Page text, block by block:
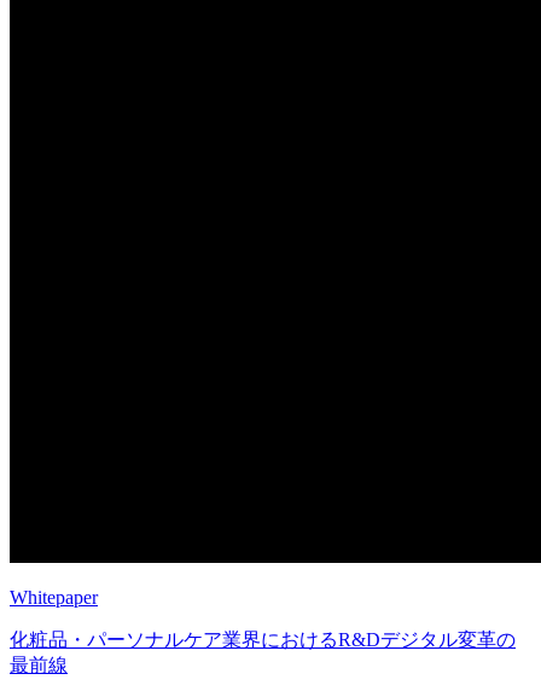
Whitepaper
化粧品・パーソナルケア業界におけるR&Dデジタル変革の
最前線